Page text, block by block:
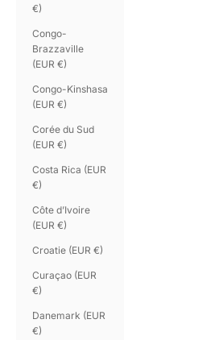
€)
Congo-
Brazzaville
(EUR €)
Congo-Kinshasa
(EUR €)
Corée du Sud
(EUR €)
Costa Rica (EUR
€)
Côte d’Ivoire
(EUR €)
Croatie (EUR €)
Curaçao (EUR
€)
Danemark (EUR
€)